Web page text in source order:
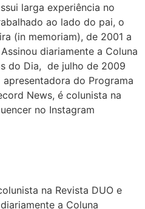
larga experiência no
ao lado do pai, o
(in memoriam), de 2001 a
diariamente a Coluna
do Dia, de julho de 2009
do Programa
News, é colunista na
no Instagram
na Revista DUO e
a Coluna